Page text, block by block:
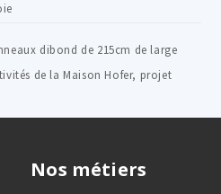
dibond de 215cm de large
de la Maison Hofer, projet
Nos métiers